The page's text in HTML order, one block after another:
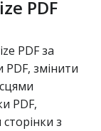
PDF
PDF за
змінити
PDF,
з